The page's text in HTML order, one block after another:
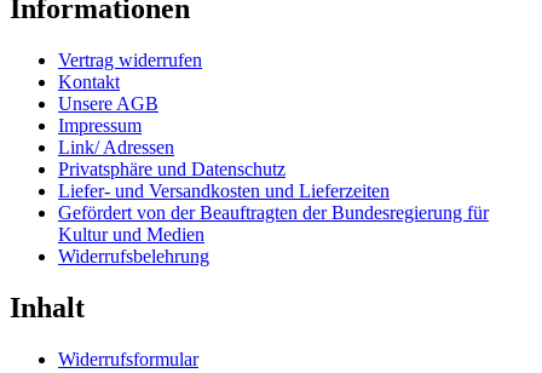
Informationen
Vertrag widerrufen
Kontakt
Unsere AGB
Impressum
Link/ Adressen
Privatsphäre und Datenschutz
Liefer- und Versandkosten und Lieferzeiten
Gefördert von der Beauftragten der Bundesregierung für
Kultur und Medien
Widerrufsbelehrung
Inhalt
Widerrufsformular